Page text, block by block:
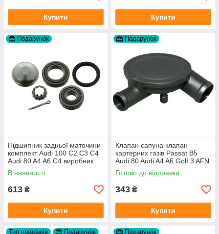
Купити Купити
Подарунок
Підшипник задньої маточини
комплект Audi 100 C2 C3 C4
Audi 80 A4 A6 C4 виробник
FAG
В наявності
613 ₴
Купити
Подарунок
Клапан сапуна клапан
картерних газів Passat B5
Audi 80 Audi A4 A6 Golf 3 AFN
1Y AAZ 1Z AFF AEY AAZ AHB
AHU
Готово до відправки
343 ₴
Купити
Топ продажів Подарунок Подарунок